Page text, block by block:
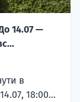
14.07 —
в
18:00...